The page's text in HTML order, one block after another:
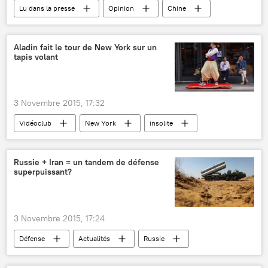
Lu dans la presse Opinion
Chine
Pékin
démographie
population
enfants
politique
Aladin fait le tour de New York sur un
tapis volant
3 Novembre 2015, 17:32
Vidéoclub New York
insolite
homme
bâtiment (travaux de construction)
Russie + Iran = un tandem de défense
superpuissant?
3 Novembre 2015, 17:24
Défense Actualités
Russie
Iran
Anatoli Issaїkine S-300